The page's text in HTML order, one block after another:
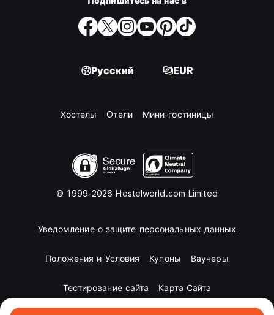
Русский EUR
Хостелы Oтели Мини-гостиницы
© 1999-2026 Hostelworld.com Limited
Уведомление о защите персональных данных
Положения и Условия Купоны Ваучеры
Тестирование сайта Карта Сайта